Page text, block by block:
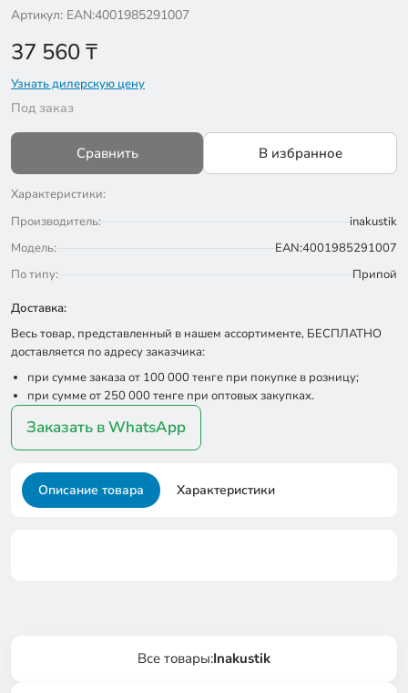
Артикул: EAN:4001985291007
37 560₸
Узнать дилерскую цену
Под заказ
Сравнить В избранное
Характеристики:
Производитель:
inakustik
Модель:
EAN:4001985291007
По типу:
Припой
Доставка:
Весь товар, представленный в нашем ассортименте, БЕСПЛАТНО
доставляется по адресу заказчика:
при сумме заказа от 100 000 тенге при покупке в розницу;
при сумме от 250 000 тенге при оптовых закупках.
Заказать в WhatsApp
Описание товара Характеристики
Все товары:Inakustik